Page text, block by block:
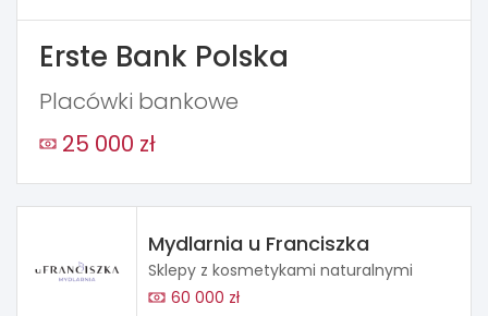
Erste Bank Polska
Placówki bankowe
25 000 zł
Mydlarnia u Franciszka
Sklepy z kosmetykami naturalnymi
60 000 zł